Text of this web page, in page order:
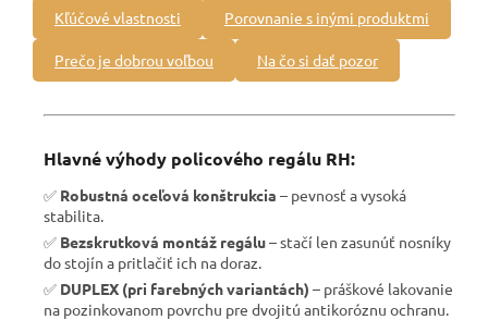
Kľúčové vlastnosti Porovnanie s inými produktmi
Prečo je dobrou voľbou Na čo si dať pozor
Hlavné výhody policového regálu RH:
✅ Robustná oceľová konštrukcia – pevnosť a vysoká
stabilita.
✅ Bezskrutková montáž regálu– stačí len zasunúť nosníky
do stojín a pritlačiť ich na doraz.
✅ DUPLEX (pri farebných variantách) – práškové lakovanie
na pozinkovanom povrchu pre dvojitú antikoróznu ochranu.